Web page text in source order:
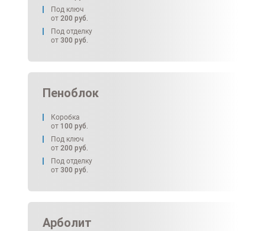
Под ключ
от 200 руб.
Под отделку
от 300 руб.
Пеноблок
Коробка
от 100 руб.
Под ключ
от 200 руб.
Под отделку
от 300 руб.
Арболит